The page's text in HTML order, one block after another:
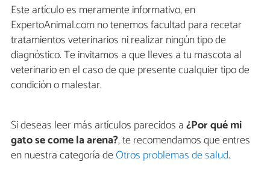
Este artículo es meramente informativo, en
ExpertoAnimal.com no tenemos facultad para recetar
tratamientos veterinarios ni realizar ningún tipo de
diagnóstico. Te invitamos a que lleves a tu mascota al
veterinario en el caso de que presente cualquier tipo de
condición o malestar.
Si deseas leer más artículos parecidos a¿Por qué mi
gato se come la arena?, te recomendamos que entres
en nuestra categoría deOtros problemas de salud.